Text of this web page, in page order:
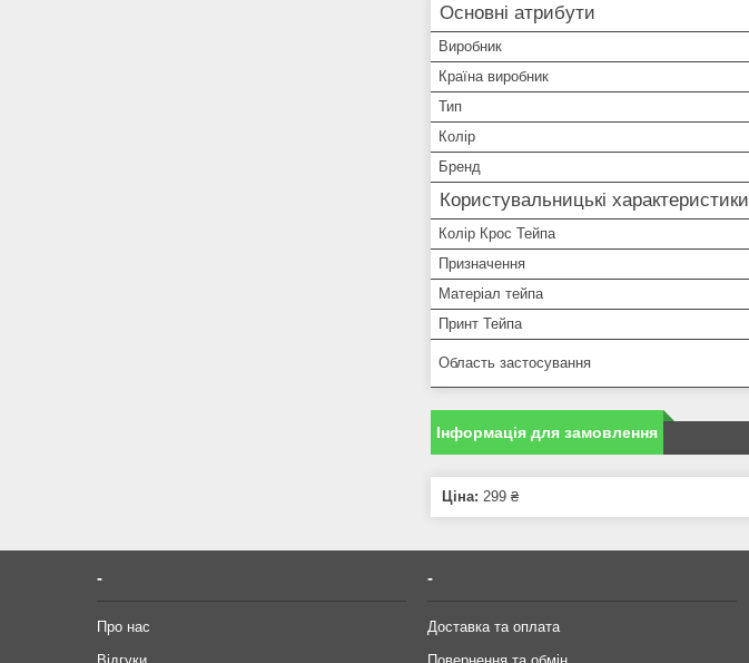
Основні атрибути
Виробник
Країна виробник
Тип
Колір
Бренд
Користувальницькі характеристики
Колір Крос Тейпа
Призначення
Матеріал тейпа
Принт Тейпа
Область застосування
Інформація для замовлення
Ціна: 299 ₴
-
Про нас
-
Доставка та оплата